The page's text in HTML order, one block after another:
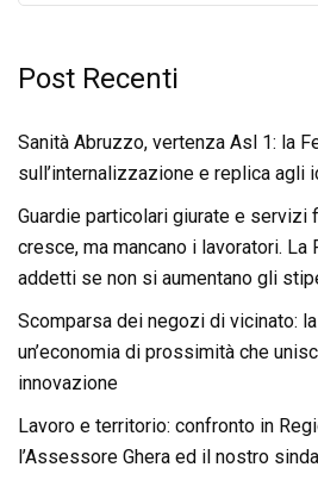
Post Recenti
Sanità Abruzzo, vertenza Asl 1: la
sull’internalizzazione e replica agli
Guardie particolari giurate e servizi
cresce, ma mancano i lavoratori. La
addetti se non si aumentano gli
Scomparsa dei negozi di vicinato:
un’economia di prossimità che
innovazione
Lavoro e territorio: confronto in
l’Assessore Ghera ed il nostro